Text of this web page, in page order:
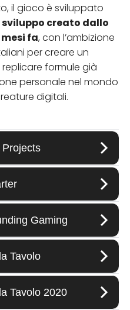
il gioco è sviluppato
creato dallo
fa, con l’ambizione
per creare un
formule già
personale nel mondo
digitali.